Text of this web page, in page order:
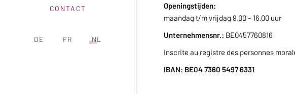
CONTACT
DE FR NL
Openingstijden:
maandag t/m vrijdag 9.00 – 16.00 uur
Unternehmensnr.: BE0457760816
Inscrite au registre des personnes
IBAN: BE04 7360 5497 6331